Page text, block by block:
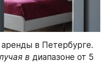
в Петербурге.
в диапазоне от 5